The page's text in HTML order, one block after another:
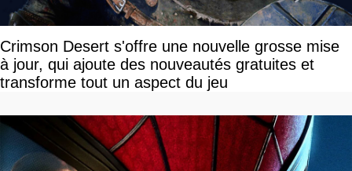
Crimson Desert s'offre une nouvelle grosse mise
à jour, qui ajoute des nouveautés gratuites et
transforme tout un aspect du jeu